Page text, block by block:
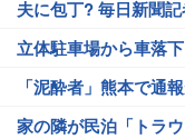
夫に包丁? 毎日新聞
立体駐車場から車落
「泥酔者」熊本で通
家の隣が民泊「トラウ